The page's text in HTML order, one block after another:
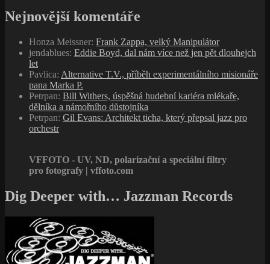
Nejnovější komentáře
Honza Meissner: Frank Zappa, velký Manipulátor
jendablues: Eddie Boyd, dal nám více než jen pět dlouhejch
let
Pavlica: Alternative T.V., příběh experimentálního misionáře
pana Marka P.
Petrpan: Bill Withers, úspěšná hudební kariéra mlékaře,
dělníka a námořního důstojníka
Petrpan: Gil Evans: Architekt ticha, který přepsal jazz pro
orchestr
VFFOTO - UV, ND, polarizační a speciální filtry
pro fotografy | vffoto.com
Dig Deeper with… Jazzman Records